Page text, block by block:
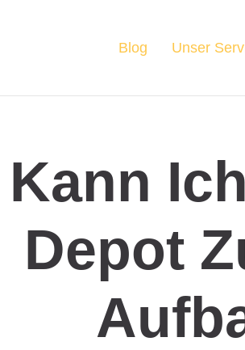
Blog Unser
Depot